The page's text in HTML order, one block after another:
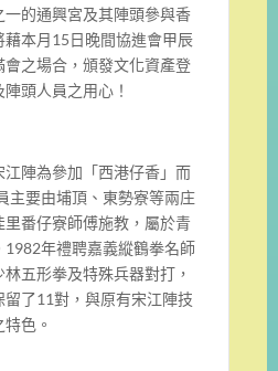
的通興宮及其陣頭參與香
本月15日晚間協進會甲辰
之場合，頒發文化資產登
頭人員之用心！
陣為參加「西港仔香」而
主要由埔頂、東勢寮等兩庄
番仔寮師傅施教，屬於青
1982年禮聘嘉義縱鶴拳名師
五形拳及特殊兵器對打，
了11對，與原有宋江陣技
色。